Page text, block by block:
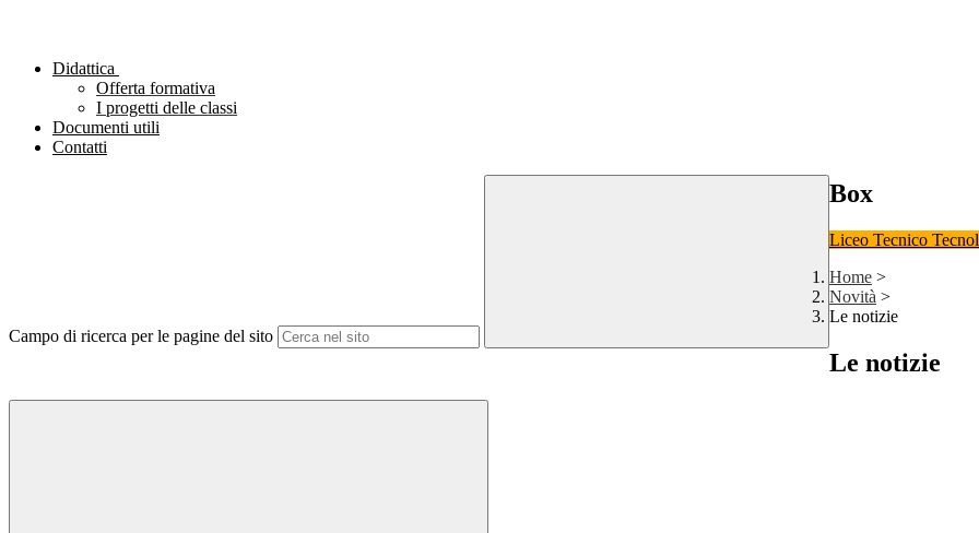
Didattica
Offerta formativa
I progetti delle classi
Documenti utili
Contatti
Campo di ricerca per le pagine del sito
Box
Liceo Tecnico
Home >
Novità >
Le notizie
Le notizie